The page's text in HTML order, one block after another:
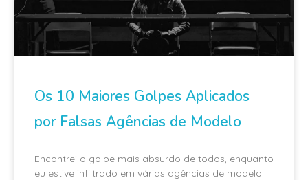
Os 10 Maiores Golpes Aplicados
por Falsas Agências de Modelo
Encontrei o golpe mais absurdo de todos, enquanto
eu estive infiltrado em várias agências de modelo